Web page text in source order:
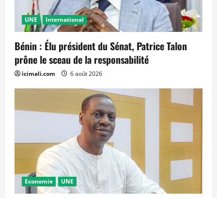
UNE International
Bénin : Élu président du Sénat, Patrice Talon
prône le sceau de la responsabilité
icimali.com 6 août 2026
Economie UNE